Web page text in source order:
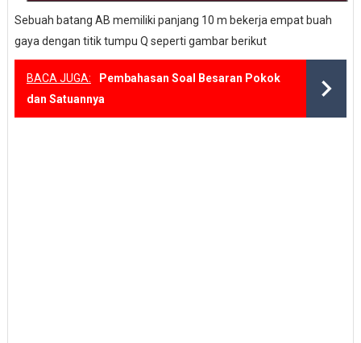
Sebuah batang AB memiliki panjang 10 m bekerja empat buah
gaya dengan titik tumpu Q seperti gambar berikut
BACA JUGA:
Pembahasan Soal Besaran Pokok
dan Satuannya